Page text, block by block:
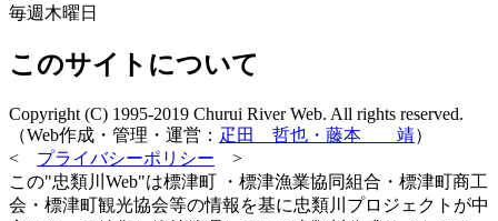
毎週木曜日
このサイトについて
Copyright (C) 1995-2019 Churui River Web. All rights reserved.
（Web作成・管理・運営： 疋田 哲也・藤本 靖）
< プライバシーポリシー >
この"忠類川Web"は標津町 ・標津漁業協同組合・標津町商工
会・標津町観光協会等の情報を基に忠類川プロジェクトが中